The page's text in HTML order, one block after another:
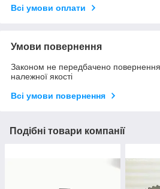
Всі умови оплати
Умови повернення
Законом не передбачено
належної якості
Всі умови повернення
Подібні товари компанії